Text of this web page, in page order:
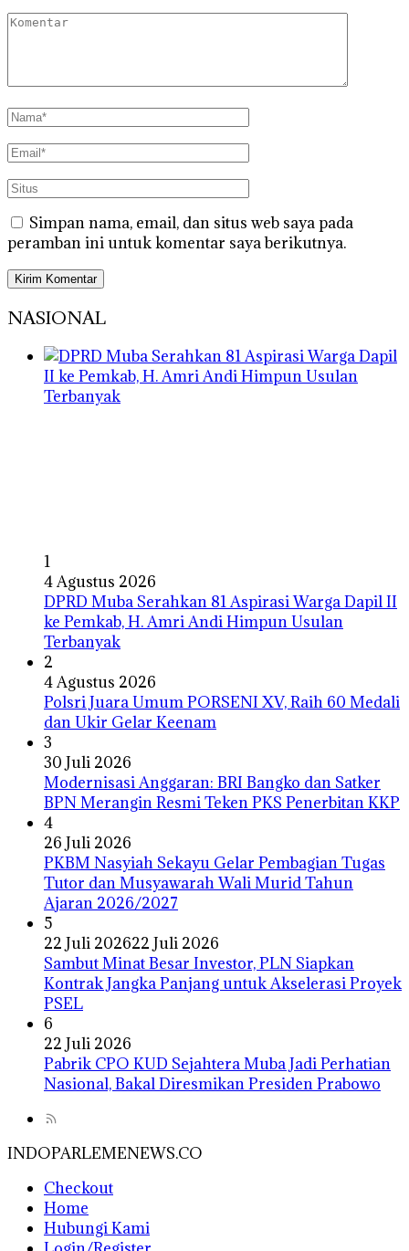
Simpan nama, email, dan situs web saya pada
peramban ini untuk komentar saya berikutnya.
NASIONAL
1
4 Agustus 2026
DPRD Muba Serahkan 81 Aspirasi Warga Dapil II
ke Pemkab, H. Amri Andi Himpun Usulan
Terbanyak
2
4 Agustus 2026
Polsri Juara Umum PORSENI XV, Raih 60 Medali
dan Ukir Gelar Keenam
3
30 Juli 2026
Modernisasi Anggaran: BRI Bangko dan Satker
BPN Merangin Resmi Teken PKS Penerbitan KKP
4
26 Juli 2026
PKBM Nasyiah Sekayu Gelar Pembagian Tugas
Tutor dan Musyawarah Wali Murid Tahun
Ajaran 2026/2027
5
22 Juli 202622 Juli 2026
Sambut Minat Besar Investor, PLN Siapkan
Kontrak Jangka Panjang untuk Akselerasi Proyek
PSEL
6
22 Juli 2026
Pabrik CPO KUD Sejahtera Muba Jadi Perhatian
Nasional, Bakal Diresmikan Presiden Prabowo
INDOPARLEMENEWS.CO
Checkout
Home
Hubungi Kami